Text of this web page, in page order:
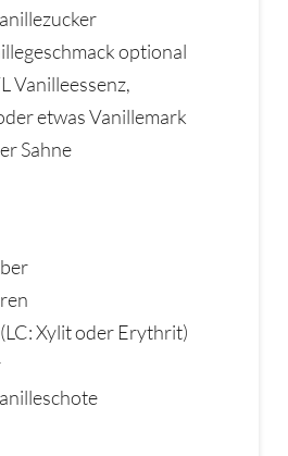
optional
Vanilleessenz,
etwas Vanillemark
Sahne
Xylit oder Erythrit)